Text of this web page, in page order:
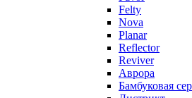
Felty
Nova
Planar
Reflector
Reviver
Аврора
Бамбуковая